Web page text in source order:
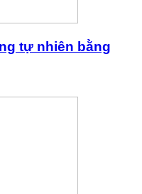
tự nhiên bằng